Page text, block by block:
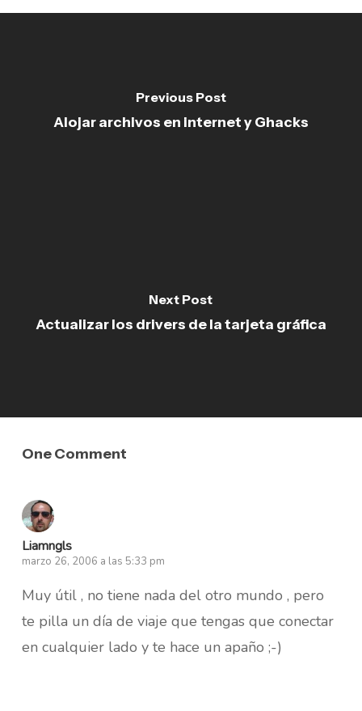
Previous Post
Alojar archivos en internet y Ghacks
Next Post
Actualizar los drivers de la tarjeta gráfica
One Comment
Liamngls
marzo 26, 2006 a las 5:33 pm
Muy útil , no tiene nada del otro mundo , pero
te pilla un día de viaje que tengas que conectar
en cualquier lado y te hace un apaño ;-)